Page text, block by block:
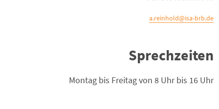
a.reinhold@isa-brb.de
Sprechzeiten
Montag bis Freitag von 8 Uhr bis 16 Uhr